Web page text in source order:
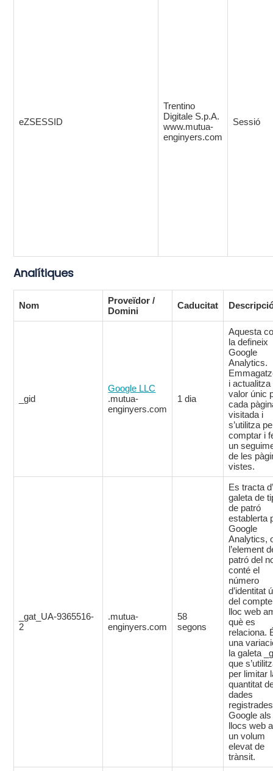
eZSESSID
Trentino
Digitale S.p.A.
www.mutua-
enginyers.com
Sessió
Analítiques
Nom
Proveïdor /
Domini
Caducitat
_gid
Google LLC
.mutua-
enginyers.com
1 dia
Aquesta
la defineix
Google
Analytics.
i actualitza
valor únic
cada
visitada i
s’utilitza
comptar i
un
de les
vistes.
_gat_UA-9365516-
2
.mutua-
enginyers.com
58
segons
Es tracta
galeta de
de patró
establerta
Google
Analytics,
l’element
patró del
conté el
número
d’identitat
del
lloc web
què es
relaciona.
una
la galeta
que
per limitar
quantitat
dades
Google als
llocs web
un volum
elevat de
trànsit.